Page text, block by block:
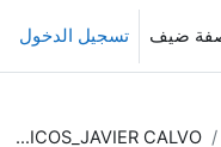
ضيف تسجيل الدخول
MODELOS NUMERICOS_JAVIER CALVO